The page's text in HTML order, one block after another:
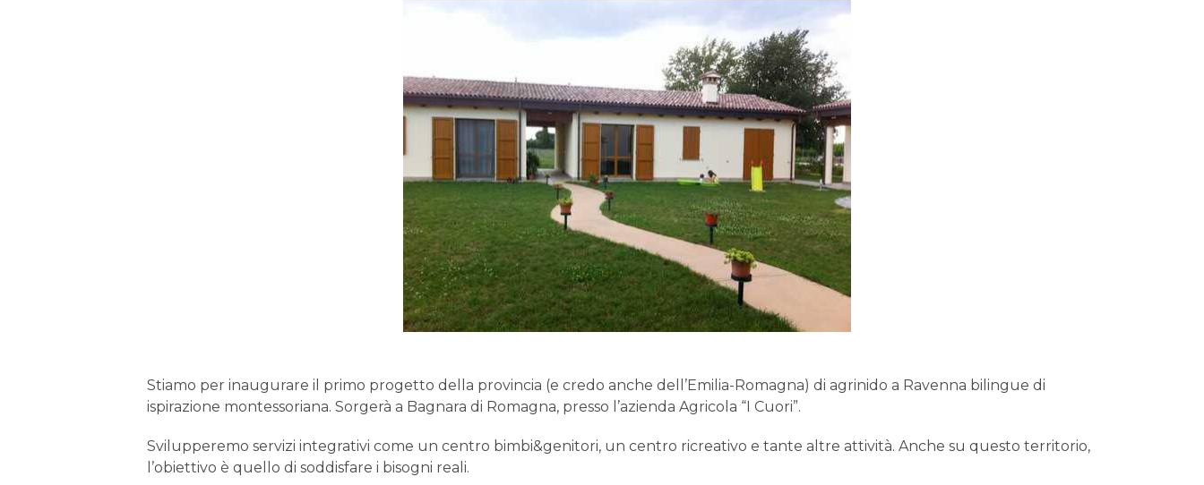
Stiamo per inaugurare il primo progetto della provincia (e credo anche dell’Emilia-Romagna) di agrinido a Ravenna bilingue di
ispirazione montessoriana. Sorgerà a Bagnara di Romagna, presso l’azienda Agricola “I Cuori”.
Svilupperemo servizi integrativi come un centro bimbi&genitori, un centro ricreativo e tante altre attività. Anche su questo territorio,
l’obiettivo è quello di soddisfare i bisogni reali.